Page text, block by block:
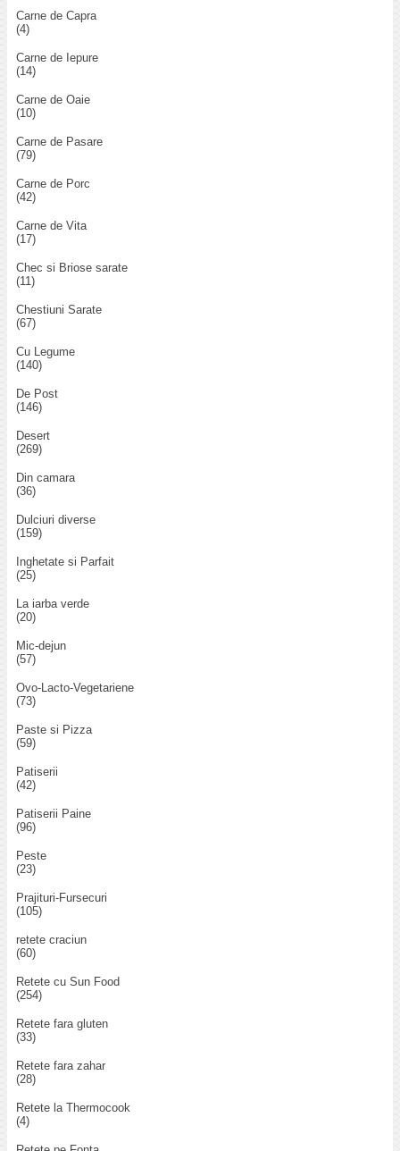
Carne de Capra
(4)
Carne de Iepure
(14)
Carne de Oaie
(10)
Carne de Pasare
(79)
Carne de Porc
(42)
Carne de Vita
(17)
Chec si Briose sarate
(11)
Chestiuni Sarate
(67)
Cu Legume
(140)
De Post
(146)
Desert
(269)
Din camara
(36)
Dulciuri diverse
(159)
Inghetate si Parfait
(25)
La iarba verde
(20)
Mic-dejun
(57)
Ovo-Lacto-Vegetariene
(73)
Paste si Pizza
(59)
Patiserii
(42)
Patiserii Paine
(96)
Peste
(23)
Prajituri-Fursecuri
(105)
retete craciun
(60)
Retete cu Sun Food
(254)
Retete fara gluten
(33)
Retete fara zahar
(28)
Retete la Thermocook
(4)